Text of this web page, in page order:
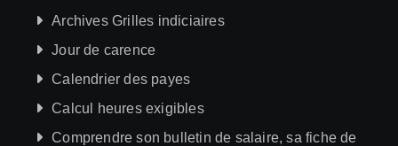
Archives Grilles indiciaires
Jour de carence
Calendrier des payes
Calcul heures exigibles
Comprendre son bulletin de salaire, sa fiche de